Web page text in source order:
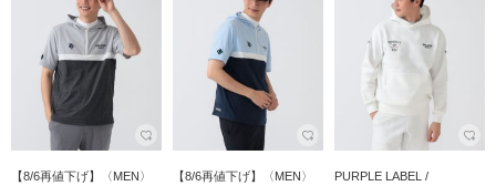
【8/6再値下げ】〈MEN〉
【8/6再値下げ】〈MEN〉
PURPLE LABEL /